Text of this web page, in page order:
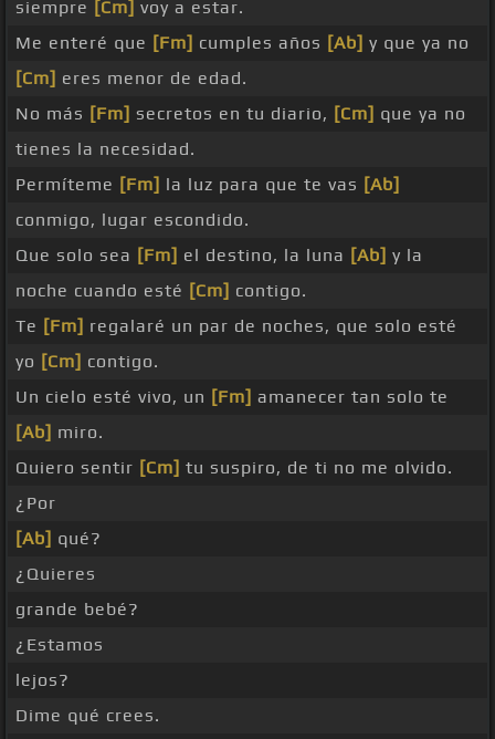
siempre [Cm] voy a estar.
Me enteré que [Fm] cumples años [Ab] y que ya no
[Cm] eres menor de edad.
No más [Fm] secretos en tu diario, [Cm] que ya no
tienes la necesidad.
Permíteme [Fm] la luz para que te vas [Ab]
conmigo, lugar escondido.
Que solo sea [Fm] el destino, la luna [Ab] y la
noche cuando esté [Cm] contigo.
Te [Fm] regalaré un par de noches, que solo esté
yo [Cm] contigo.
Un cielo esté vivo, un [Fm] amanecer tan solo te
[Ab] miro.
Quiero sentir [Cm] tu suspiro, de ti no me olvido.
¿Por
[Ab] qué?
¿Quieres
grande bebé?
¿Estamos
lejos?
Dime qué crees.